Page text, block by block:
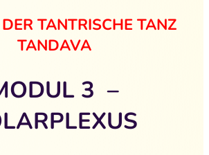
TANTRISCHE TANZ
TANDAVA
3 –